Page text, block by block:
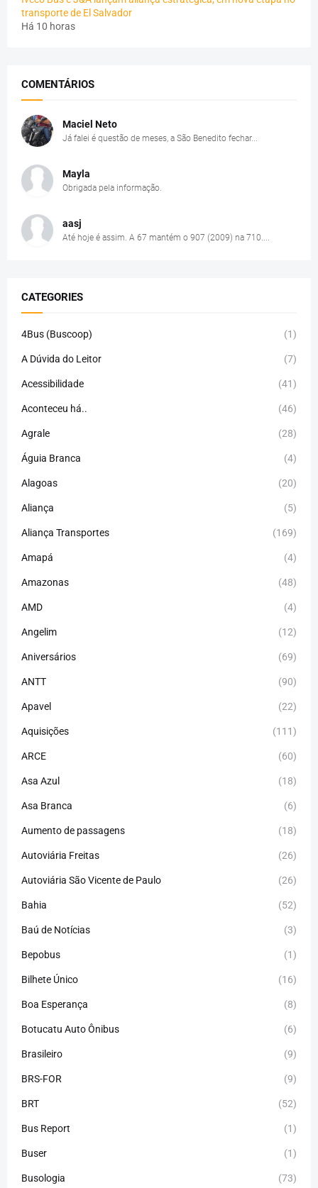
transporte de El Salvador
Há 10 horas
COMENTÁRIOS
Maciel Neto
Já falei é questão de meses, a São Benedito fechar...
Mayla
Obrigada pela informação.
aasj
Até hoje é assim. A 67 mantém o 907 (2009) na 710....
CATEGORIES
4Bus (Buscoop) (1)
A Dúvida do Leitor (7)
Acessibilidade (41)
Aconteceu há.. (46)
Agrale (28)
Águia Branca (4)
Alagoas (20)
Aliança (5)
Aliança Transportes (169)
Amapá (4)
Amazonas (48)
AMD (4)
Angelim (12)
Aniversários (69)
ANTT (90)
Apavel (22)
Aquisições (111)
ARCE (60)
Asa Azul (18)
Asa Branca (6)
Aumento de passagens (18)
Autoviária Freitas (26)
Autoviária São Vicente de Paulo (26)
Bahia (52)
Baú de Notícias (3)
Bepobus (1)
Bilhete Único (16)
Boa Esperança (8)
Botucatu Auto Ônibus (6)
Brasileiro (9)
BRS-FOR (9)
BRT (52)
Bus Report (1)
Buser (1)
Busologia (73)